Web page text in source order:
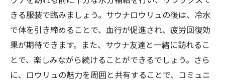
きる服装で臨みましょう。サウナロウリュの後は、冷水
で体を引き締めることで、血行が促進され、疲労回復効
果が期待できます。また、サウナ友達と一緒に訪れるこ
とで、楽しみながら続けることができるでしょう。さら
に、ロウリュの魅力を周囲と共有することで、コミュニ